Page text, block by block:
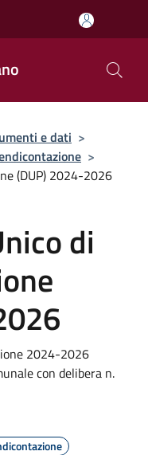
e dati >
>
(DUP) 2024-2026
di
2024-2026
con delibera n.